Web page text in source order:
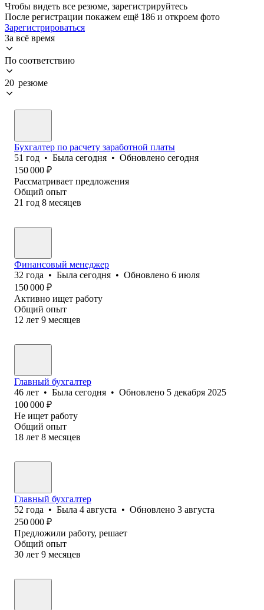
Чтобы видеть все резюме, зарегистрируйтесь
После регистрации покажем ещё 186 и откроем фото
Зарегистрироваться
За всё время
По соответствию
20 резюме
Бухгалтер по расчету заработной платы
51 год • Была сегодня • Обновлено сегодня
150 000 ₽
Рассматривает предложения
Общий опыт
21 год 8 месяцев
Финансовый менеджер
32 года • Была сегодня • Обновлено 6 июля
150 000 ₽
Активно ищет работу
Общий опыт
12 лет 9 месяцев
Главный бухгалтер
46 лет • Была сегодня • Обновлено 5 декабря 2025
100 000 ₽
Не ищет работу
Общий опыт
18 лет 8 месяцев
Главный бухгалтер
52 года • Была 4 августа • Обновлено 3 августа
250 000 ₽
Предложили работу, решает
Общий опыт
30 лет 9 месяцев